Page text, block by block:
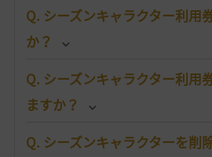
Q. シーズンキャラクター利用
か？
Q. シーズンキャラクター利用
ますか？
Q. シーズンキャラクターを削